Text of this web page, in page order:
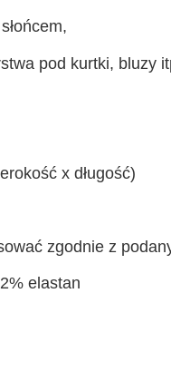
pod kurtki, bluzy
x długość)
zgodnie z
elastan